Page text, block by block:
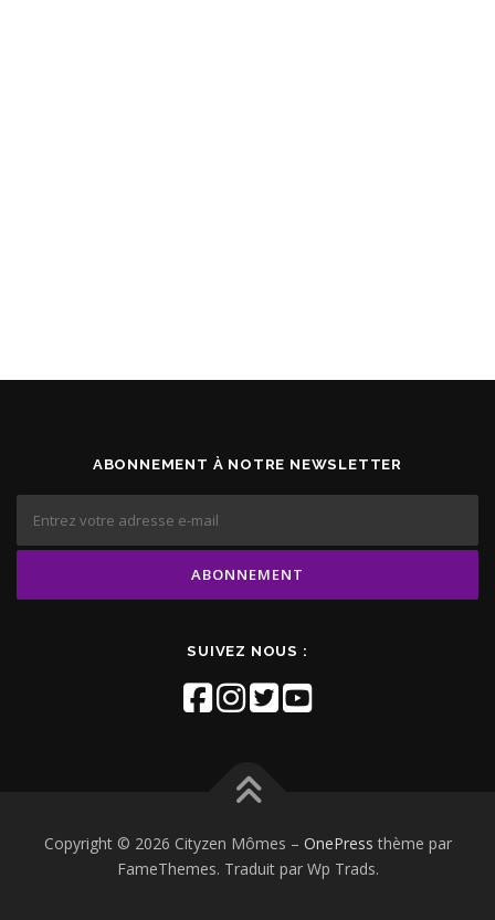
ABONNEMENT À NOTRE NEWSLETTER
SUIVEZ NOUS :
Copyright © 2026 Cityzen Mômes – OnePress thème par
FameThemes. Traduit par Wp Trads.